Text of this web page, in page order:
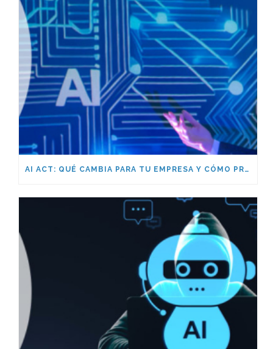
AI ACT: QUÉ CAMBIA PARA TU EMPRESA Y CÓMO PREPARARTE